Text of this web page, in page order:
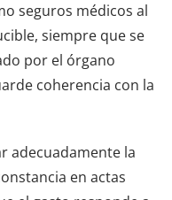
seguros médicos al
siempre que se
por el órgano
coherencia con la
adecuadamente la
en actas